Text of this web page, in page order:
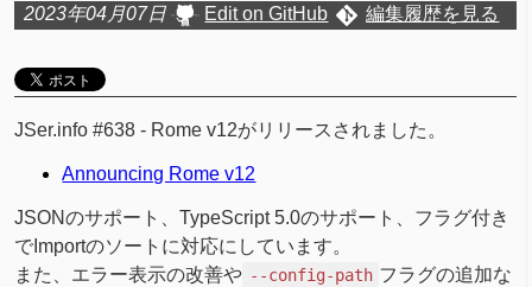
2023年04月07日 Edit on GitHub 編集履歴を見る
JSer.info #638 - Rome v12がリリースされました。
Announcing Rome v12
JSONのサポート、TypeScript 5.0のサポート、フラグ付き
でImportのソートに対応にしています。
また、エラー表示の改善や --config-path フラグの追加な